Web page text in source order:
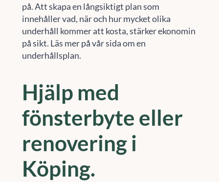
på. Att skapa en långsiktigt plan som
innehåller vad, när och hur mycket olika
underhåll kommer att kosta, stärker ekonomin
på sikt. Läs mer på vår sida om en
underhållsplan.
Hjälp med
fönsterbyte eller
renovering i
Köping.